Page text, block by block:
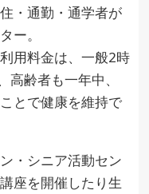
・通勤・通学者が
ー。
用料金は、一般2時
齢者も一年中、
とで健康を維持で
・シニア活動セン
座を開催したり生